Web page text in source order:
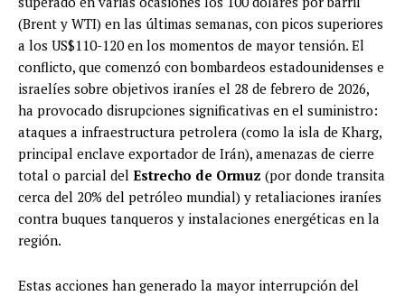
(Brent y WTI) en las últimas semanas, con picos superiores
a los US$110-120 en los momentos de mayor tensión. El
conflicto, que comenzó con bombardeos estadounidenses e
israelíes sobre objetivos iraníes el 28 de febrero de 2026,
ha provocado disrupciones significativas en el suministro:
ataques a infraestructura petrolera (como la isla de Kharg,
principal enclave exportador de Irán), amenazas de cierre
total o parcial del Estrecho de Ormuz (por donde transita
cerca del 20% del petróleo mundial) y retaliaciones iraníes
contra buques tanqueros y instalaciones energéticas en la
región.
Estas acciones han generado la mayor interrupción del